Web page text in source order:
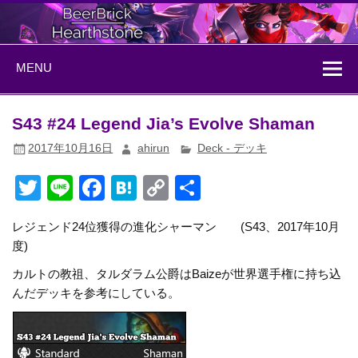
Skip
content
BeerBrick
Hearthstone
MENU
S43 #24 Legend Jia’s Evolve Shaman
2017年10月16日 ahirun Deck - デッキ
T
tt
er
Li
e
F
c
e
b
o
o
H
e
n
a
C
p
y
Li
n
k
レジェンド24位獲得の進化シャーマン (S43、2017年10月
度)
カルトの教祖、タルダラム公爵はBaizeが世界選手権に持ち込
んだデッキを参考にしている。